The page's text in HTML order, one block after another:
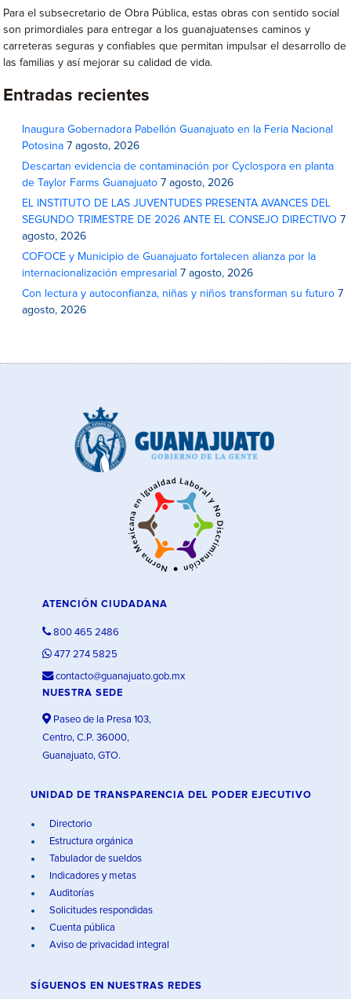
Para el subsecretario de Obra Pública, estas obras con sentido social
son primordiales para entregar a los guanajuatenses caminos y
carreteras seguras y confiables que permitan impulsar el desarrollo de
las familias y así mejorar su calidad de vida.
Entradas recientes
Inaugura Gobernadora Pabellón Guanajuato en la Feria Nacional
Potosina 7 agosto, 2026
Descartan evidencia de contaminación por Cyclospora en planta
de Taylor Farms Guanajuato 7 agosto, 2026
EL INSTITUTO DE LAS JUVENTUDES PRESENTA AVANCES DEL
SEGUNDO TRIMESTRE DE 2026 ANTE EL CONSEJO DIRECTIVO 7
agosto, 2026
COFOCE y Municipio de Guanajuato fortalecen alianza por la
internacionalización empresarial 7 agosto, 2026
Con lectura y autoconfianza, niñas y niños transforman su futuro 7
agosto, 2026
ATENCIÓN CIUDADANA
800 465 2486
477 274 5825
contacto@guanajuato.gob.mx
NUESTRA SEDE
Paseo de la Presa 103,
Centro, C.P. 36000,
Guanajuato, GTO.
UNIDAD DE TRANSPARENCIA DEL PODER EJECUTIVO
Directorio
Estructura orgánica
Tabulador de sueldos
Indicadores y metas
Auditorías
Solicitudes respondidas
Cuenta pública
Aviso de privacidad integral
SÍGUENOS EN NUESTRAS REDES